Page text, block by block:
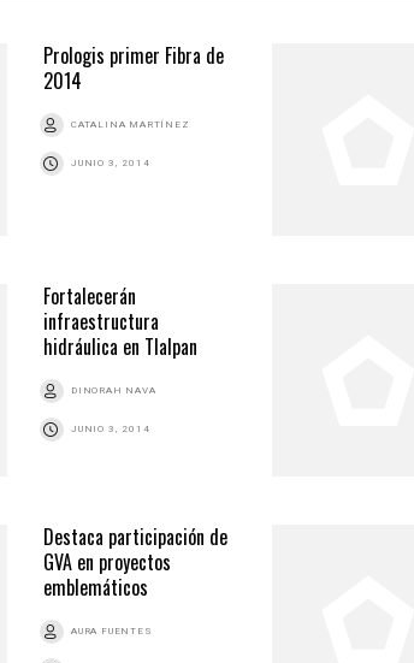
Prologis primer Fibra de
2014
CATALINA MARTÍNEZ
JUNIO 3, 2014
Fortalecerán
infraestructura
hidráulica en Tlalpan
DINORAH NAVA
JUNIO 3, 2014
Destaca participación de
GVA en proyectos
emblemáticos
AURA FUENTES